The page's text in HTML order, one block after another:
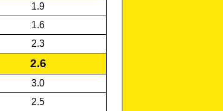
1.9
1.6
2.3
2.6
3.0
2.5